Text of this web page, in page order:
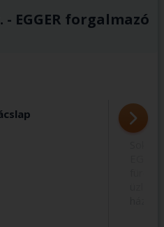
- EGGER forgalmazó